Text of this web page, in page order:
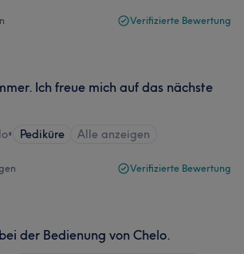
Verifizierte Bewertung
Ich freue mich auf das nächste
• Pediküre Alle anzeigen
Verifizierte Bewertung
der Bedienung von Chelo.